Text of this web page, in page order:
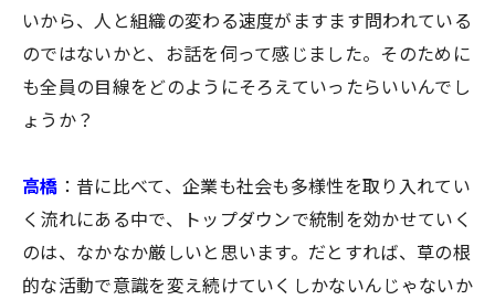
いから、人と組織の変わる速度がますます問われている
のではないかと、お話を伺って感じました。そのために
も全員の目線をどのようにそろえていったらいいんでし
ょうか？
高橋 ：昔に比べて、企業も社会も多様性を取り入れてい
く流れにある中で、トップダウンで統制を効かせていく
のは、なかなか厳しいと思います。だとすれば、草の根
的な活動で意識を変え続けていくしかないんじゃないか